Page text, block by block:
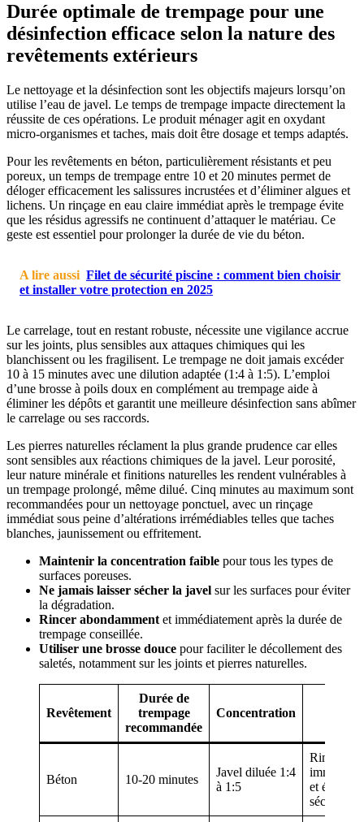
Durée optimale de trempage pour une
désinfection efficace selon la nature des
revêtements extérieurs
Le nettoyage et la désinfection sont les objectifs majeurs lorsqu’on
utilise l’eau de javel. Le temps de trempage impacte directement la
réussite de ces opérations. Le produit ménager agit en oxydant
micro-organismes et taches, mais doit être dosage et temps adaptés.
Pour les revêtements en béton, particulièrement résistants et peu
poreux, un temps de trempage entre 10 et 20 minutes permet de
déloger efficacement les salissures incrustées et d’éliminer algues et
lichens. Un rinçage en eau claire immédiat après le trempage évite
que les résidus agressifs ne continuent d’attaquer le matériau. Ce
geste est essentiel pour prolonger la durée de vie du béton.
A lire aussi Filet de sécurité piscine : comment bien choisir
et installer votre protection en 2025
Le carrelage, tout en restant robuste, nécessite une vigilance accrue
sur les joints, plus sensibles aux attaques chimiques qui les
blanchissent ou les fragilisent. Le trempage ne doit jamais excéder
10 à 15 minutes avec une dilution adaptée (1:4 à 1:5). L’emploi
d’une brosse à poils doux en complément au trempage aide à
éliminer les dépôts et garantit une meilleure désinfection sans abîmer
le carrelage ou ses raccords.
Les pierres naturelles réclament la plus grande prudence car elles
sont sensibles aux réactions chimiques de la javel. Leur porosité,
leur nature minérale et finitions naturelles les rendent vulnérables à
un trempage prolongé, même dilué. Cinq minutes au maximum sont
recommandées pour un nettoyage ponctuel, avec un rinçage
immédiat sous peine d’altérations irrémédiables telles que taches
blanches, jaunissement ou effritement.
Maintenir la concentration faible pour tous les types de
surfaces poreuses.
Ne jamais laisser sécher la javel sur les surfaces pour éviter
la dégradation.
Rincer abondamment et immédiatement après la durée de
trempage conseillée.
Utiliser une brosse douce pour faciliter le décollement des
saletés, notamment sur les joints et pierres naturelles.
Revêtement
Durée de
trempage
recommandée
Concentration
Béton 10-20 minutes
Javel diluée 1:4
à 1:5
Rincer
et éviter le
séchage